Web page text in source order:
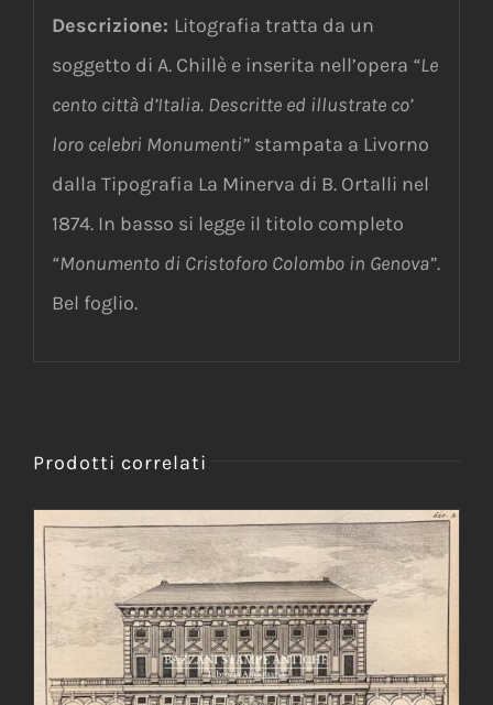
Descrizione: Litografia tratta da un
soggetto di A. Chillè e inserita nell’opera “Le
cento città d’Italia. Descritte ed illustrate co’
loro celebri Monumenti”stampata a Livorno
dalla Tipografia La Minerva di B. Ortalli nel
1874. In basso si legge il titolo completo
“Monumento di Cristoforo Colombo in Genova”.
Bel foglio.
Prodotti correlati
AGGIUNGI AL CARRELLO / DETTAGLI